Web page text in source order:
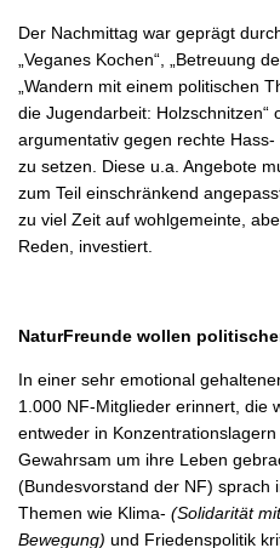
Der Nachmittag war geprägt
„Veganes Kochen“, „Betreuung
„Wandern mit einem politischen
die Jugendarbeit: Holzschnitzen“
argumentativ gegen rechte
zu setzen. Diese u.a. Angebote
zum Teil einschränkend
zu viel Zeit auf wohlgemeinte,
Reden, investiert.
NaturFreunde wollen
In einer sehr emotional
1.000 NF-Mitglieder erinnert, die
entweder in
Gewahrsam um ihre Leben
(Bundesvorstand der NF) sprach
Themen wie Klima- (Solidarität
Bewegung) und Friedenspolitik